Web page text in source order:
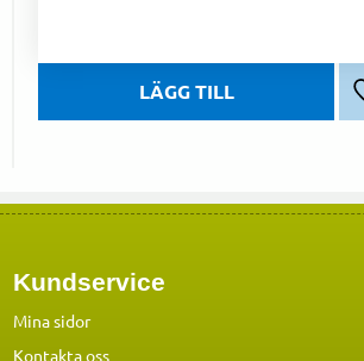
Kundservice
Mina sidor
Kontakta oss